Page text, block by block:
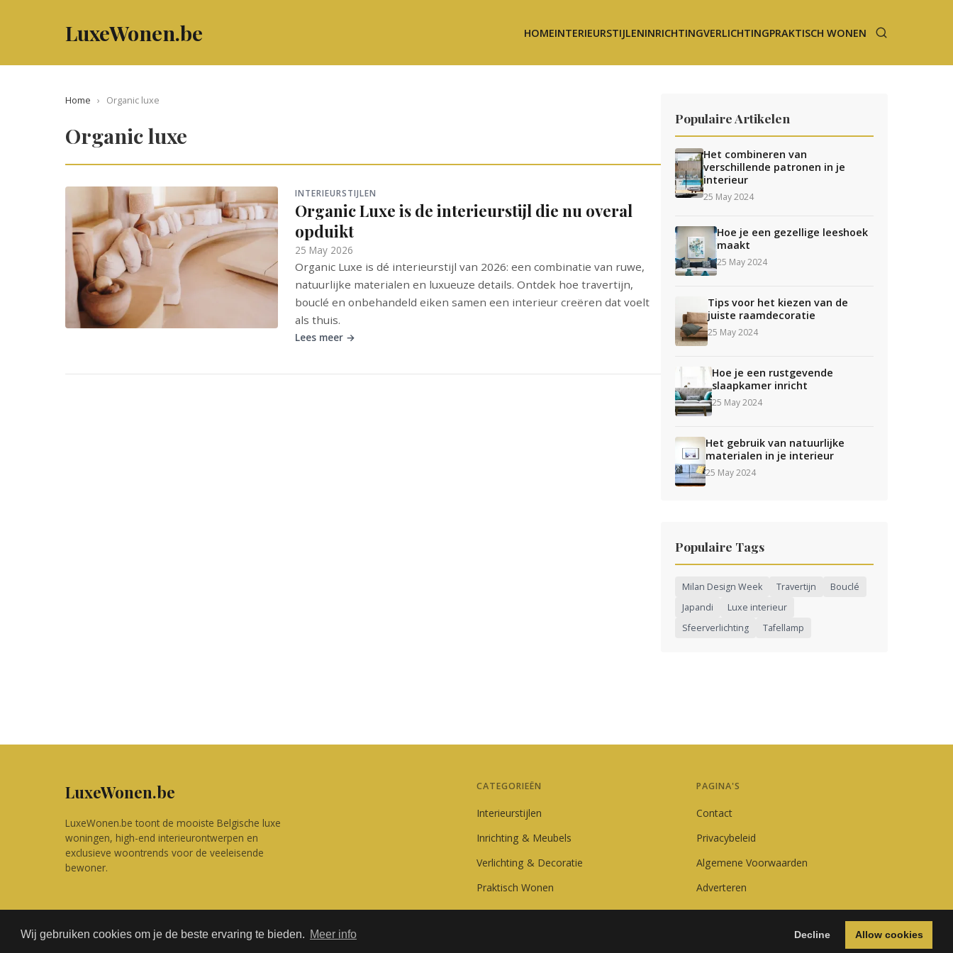
Wij gebruiken cookies om je de beste ervaring te bieden. Meer info Decline Allow cookies
LuxeWonen.be HOMEINTERIEURSTIJLENINRICHTINGVERLICHTINGPRAKTISCH WONEN
Home › Organic luxe
Organic luxe
INTERIEURSTIJLEN
Organic Luxe is de interieurstijl die nu overal
opduikt
25 May 2026
Organic Luxe is dé interieurstijl van 2026: een combinatie van ruwe,
natuurlijke materialen en luxueuze details. Ontdek hoe travertijn,
bouclé en onbehandeld eiken samen een interieur creëren dat voelt
als thuis.
Lees meer →
Populaire Artikelen
Het combineren van
verschillende patronen in je
interieur
25 May 2024
Hoe je een gezellige leeshoek
maakt
25 May 2024
Tips voor het kiezen van de
juiste raamdecoratie
25 May 2024
Hoe je een rustgevende
slaapkamer inricht
25 May 2024
Het gebruik van natuurlijke
materialen in je interieur
25 May 2024
Populaire Tags
Milan Design Week Travertijn
Bouclé
Japandi
Luxe interieur
Sfeerverlichting
Tafellamp
LuxeWonen.be
LuxeWonen.be toont de mooiste Belgische luxe
woningen, high-end interieurontwerpen en
exclusieve woontrends voor de veeleisende
bewoner.
CATEGORIEËN
Interieurstijlen
Inrichting & Meubels
Verlichting & Decoratie
Praktisch Wonen
PAGINA'S
Contact
Privacybeleid
Algemene Voorwaarden
Adverteren